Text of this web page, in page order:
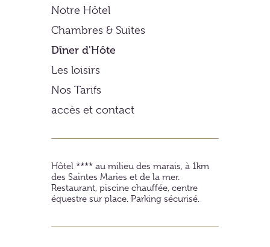
Notre Hôtel
Chambres & Suites
Dîner d'Hôte
Les loisirs
Nos Tarifs
accès et contact
Hôtel **** au milieu des marais, à 1km
des Saintes Maries et de la mer.
Restaurant, piscine chauffée, centre
équestre sur place. Parking sécurisé.